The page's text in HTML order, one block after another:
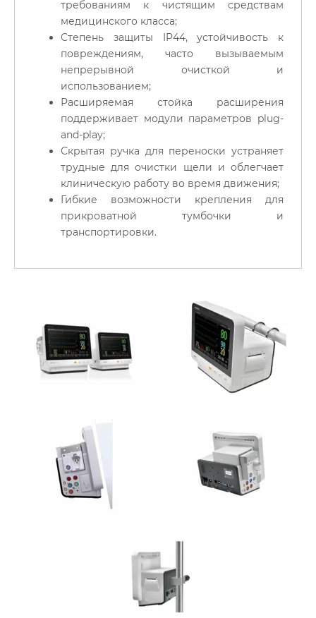
требованиям к чистящим средствам
медицинского класса;
Степень защиты IP44, устойчивость к
повреждениям, часто вызываемым
непрерывной очисткой и
использованием;
Расширяемая стойка расширения
поддерживает модули параметров plug-
and-play;
Скрытая ручка для переноски устраняет
трудные для очистки щели и облегчает
клиническую работу во время движения;
Гибкие возможности крепления для
прикроватной тумбочки и
транспортировки.